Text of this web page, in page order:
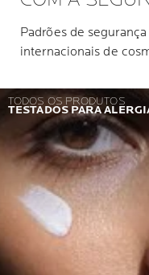
Padrões de
internacionais de
TODOS OS PRODUTOS
TESTADOS PARA